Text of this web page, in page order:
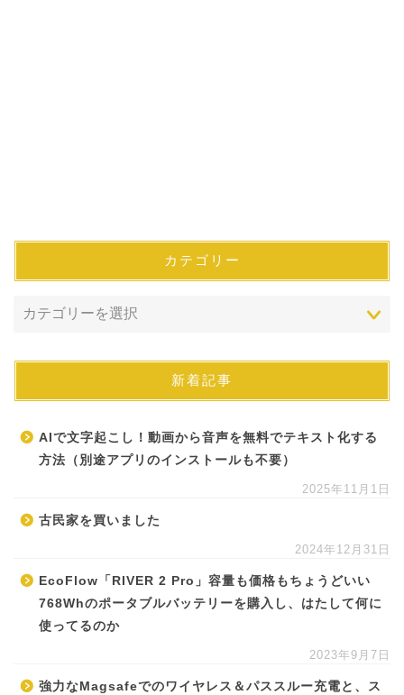
カテゴリー
新着記事
AIで文字起こし！動画から音声を無料でテキスト化する
方法（別途アプリのインストールも不要）
2025年11月1日
古民家を買いました
2024年12月31日
EcoFlow「RIVER 2 Pro」容量も価格もちょうどいい
768Whのポータブルバッテリーを購入し、はたして何に
使ってるのか
2023年9月7日
強力なMagsafeでのワイヤレス＆パススルー充電と、ス